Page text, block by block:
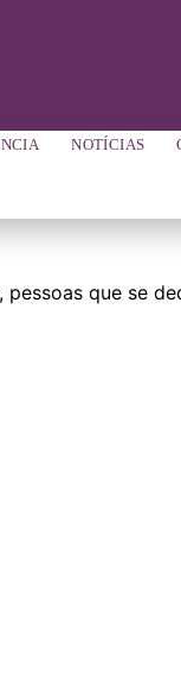
NOTÍCIAS
que se